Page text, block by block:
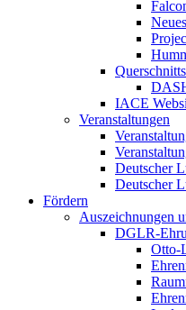
IACE
Veranstaltungen
Deutscher
Deutscher
Fördern
Auszeichnungen
DGLR-
Otto-